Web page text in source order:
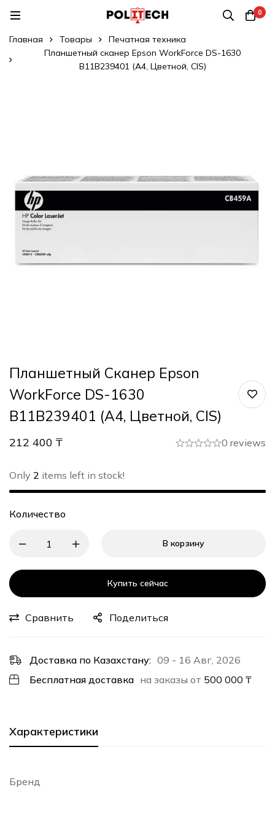
0
Главная Товары
Печатная техника
Планшетный сканер Epson WorkForce DS-1630
B11B239401 (A4, Цветной, CIS)
Планшетный Сканер Epson
WorkForce DS-1630
B11B239401 (A4, Цветной, CIS)
212 400 ₸ 0 reviews
Only 2 items left in stock!
Количество
В корзину
Купить сейчас
Сравнить Поделиться
Доставка по Казахстану: 09 - 16 Авг, 2026
Бесплатная доставка на заказы от 500 000 ₸
Характеристики
Бренд